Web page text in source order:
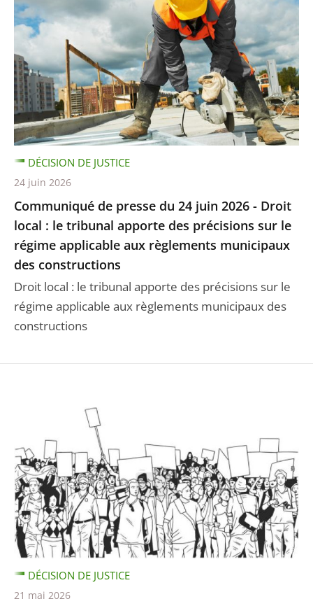
Communiqué de presse du 24 juin 2026 - Droit
local : le tribunal apporte des précisions sur le
régime applicable aux règlements municipaux
des constructions
Droit local : le tribunal apporte des précisions sur le
régime applicable aux règlements municipaux des
constructions
DÉCISION DE JUSTICE
24 juin 2026
DÉCISION DE JUSTICE
21 mai 2026